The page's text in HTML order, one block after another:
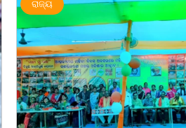
ରାଜ୍ୟ